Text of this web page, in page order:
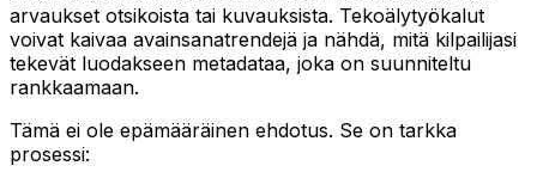
arvaukset otsikoista tai kuvauksista. Tekoälytyökalut
voivat kaivaa avainsanatrendejä ja nähdä, mitä kilpailijasi
tekevät luodakseen metadataa, joka on suunniteltu
rankkaamaan.
Tämä ei ole epämääräinen ehdotus. Se on tarkka
prosessi: